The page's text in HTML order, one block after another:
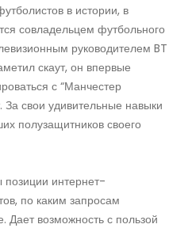
в истории, в
совладельцем футбольного
руководителем BT
скаут, он впервые
с “Манчестер
За свои удивительные навыки
полузащитников своего
позиции интернет-
по каким запросам
Дает возможность с пользой